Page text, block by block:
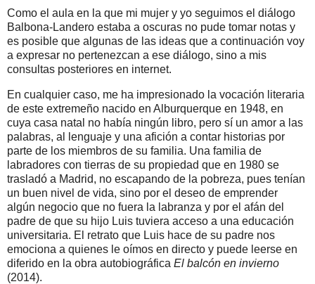
Como el aula en la que mi mujer y yo seguimos el diálogo
Balbona-Landero estaba a oscuras no pude tomar notas y
es posible que algunas de las ideas que a continuación voy
a expresar no pertenezcan a ese diálogo, sino a mis
consultas posteriores en internet.
En cualquier caso, me ha impresionado la vocación literaria
de este extremeño nacido en Alburquerque en 1948, en
cuya casa natal no había ningún libro, pero sí un amor a las
palabras, al lenguaje y una afición a contar historias por
parte de los miembros de su familia. Una familia de
labradores con tierras de su propiedad que en 1980 se
trasladó a Madrid, no escapando de la pobreza, pues tenían
un buen nivel de vida, sino por el deseo de emprender
algún negocio que no fuera la labranza y por el afán del
padre de que su hijo Luis tuviera acceso a una educación
universitaria. El retrato que Luis hace de su padre nos
emociona a quienes le oímos en directo y puede leerse en
diferido en la obra autobiográfica El balcón en invierno
(2014).